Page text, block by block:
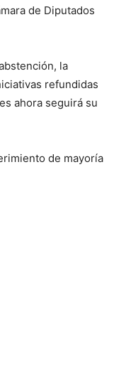
de Diputados
la
refundidas
ahora seguirá su
de mayoría